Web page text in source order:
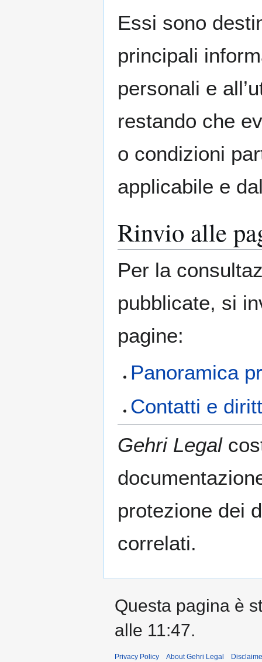
Essi sono
principali
personali e
restando che
o condizioni
applicabile e
Rinvio alle
Per la
pubblicate, si
pagine:
Panoramica
Contatti e
Gehri Legal
protezione dei
correlati.
Questa pagina è
alle 11:47.
Privacy Policy About Gehri Legal